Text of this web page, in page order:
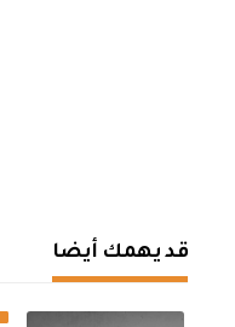
قد يهمك أيضا